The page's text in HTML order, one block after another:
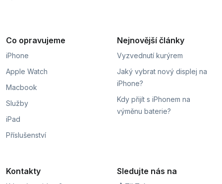
Co opravujeme
iPhone
Apple Watch
Macbook
Služby
iPad
Příslušenství
Nejnovější články
Vyzvednutí kurýrem
Jaký vybrat nový displej na
iPhone?
Kdy přijít s iPhonem na
výměnu baterie?
Kontakty Sledujte nás na